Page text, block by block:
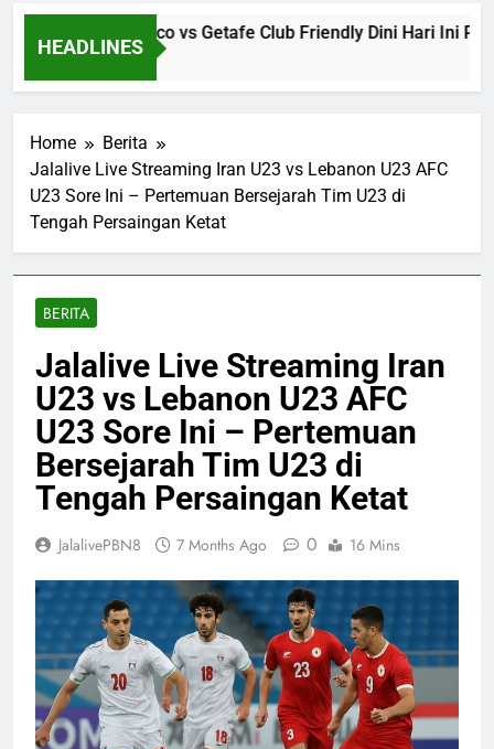
HEADLINES
Monaco vs Getafe Club Friendly Dini Hari Ini Pukul
Home
Berita
Jalalive Live Streaming Iran U23 vs Lebanon U23 AFC
U23 Sore Ini – Pertemuan Bersejarah Tim U23 di
Tengah Persaingan Ketat
BERITA
Jalalive Live Streaming Iran
U23 vs Lebanon U23 AFC
U23 Sore Ini – Pertemuan
Bersejarah Tim U23 di
Tengah Persaingan Ketat
JalalivePBN8 7 Months Ago 0 16 Mins